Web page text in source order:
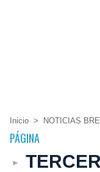
Inicio > NOTICIAS
PÁGINA